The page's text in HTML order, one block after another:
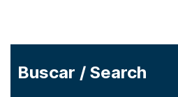
Buscar / Search